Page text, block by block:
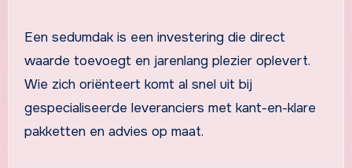
Een sedumdak is een investering die direct
waarde toevoegt en jarenlang plezier oplevert.
Wie zich oriënteert komt al snel uit bij
gespecialiseerde leveranciers met kant-en-klare
pakketten en advies op maat.